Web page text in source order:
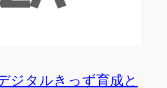
ジタルきっず育成と